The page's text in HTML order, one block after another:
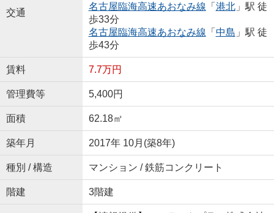
交通
名古屋臨海高速あおなみ線 「 港北」駅 徒
歩33分
名古屋臨海高速あおなみ線 「 中島 」駅 徒
歩43分
賃料 7.7万円
管理費等 5,400円
面積 62.18㎡
築年月 2017年 10月(築8年)
種別 / 構造 マンション / 鉄筋コンクリート
階建 3階建